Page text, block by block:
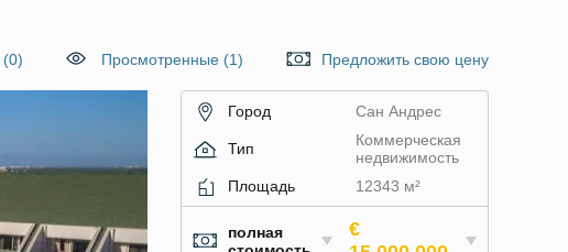
(0) Просмотренные (1) Предложить свою цену
Город Сан Андрес
Тип
Коммерческая
недвижимость
Площадь
12343 м²
полная
€